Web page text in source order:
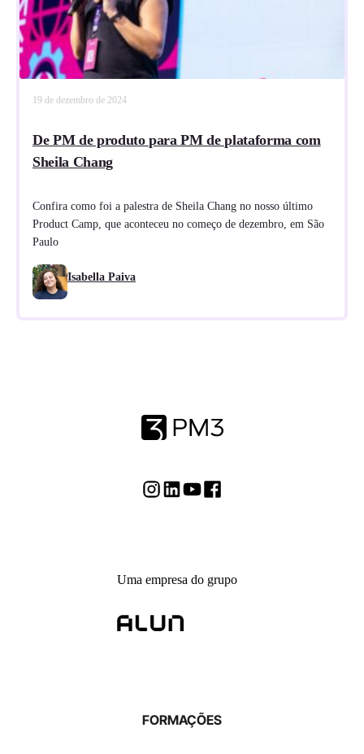
19 de dezembro de 2024
De PM de produto para PM de plataforma com
Sheila Chang
Confira como foi a palestra de Sheila Chang no nosso último
Product Camp, que aconteceu no começo de dezembro, em São
Paulo
Isabella Paiva
Uma empresa do grupo
FORMAÇÕES